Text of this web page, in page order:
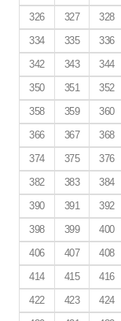
326
327 328
334
335 336
342
343 344
350
351 352
358
359 360
366
367 368
374
375 376
382
383 384
390
391 392
398
399 400
406
407 408
414
415 416
422
423 424